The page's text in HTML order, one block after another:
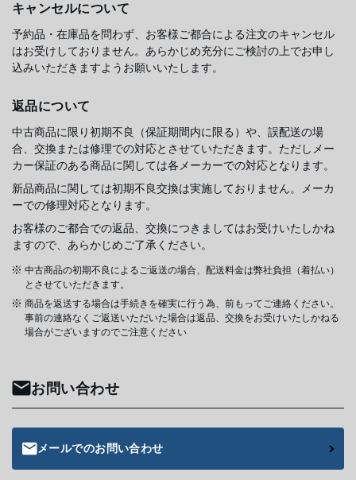
キャンセルについて
予約品・在庫品を問わず、お客様ご都合による注文のキャンセル
はお受けしておりません。あらかじめ充分にご検討の上でお申し
込みいただきますようお願いいたします。
返品について
中古商品に限り初期不良（保証期間内に限る）や、誤配送の場
合、交換または修理での対応とさせていただきます。ただしメー
カー保証のある商品に関しては各メーカーでの対応となります。
新品商品に関しては初期不良交換は実施しておりません。メーカ
ーでの修理対応となります。
お客様のご都合での返品、交換につきましてはお受けいたしかね
ますので、あらかじめご了承ください。
中古商品の初期不良によるご返送の場合、配送料金は弊社負担（着払い）
とさせていただきます。
商品を返送する場合は手続きを確実に行う為、前もってご連絡ください。
事前の連絡なくご返送いただいた場合は返品、交換をお受けいたしかねる
場合がございますのでご注意ください
お問い合わせ
メールでのお問い合わせ